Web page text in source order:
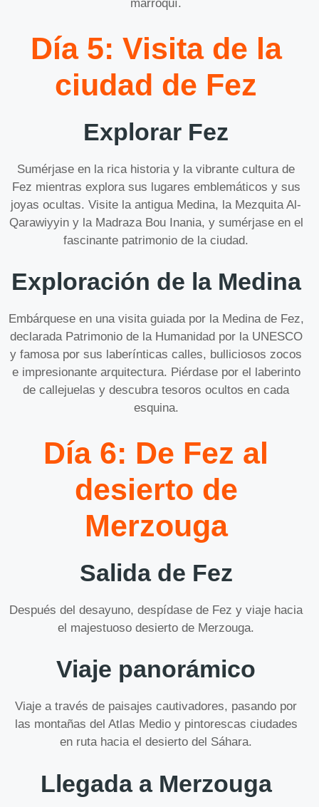
marroquí.
Día 5: Visita de la
ciudad de Fez
Explorar Fez
Sumérjase en la rica historia y la vibrante cultura de
Fez mientras explora sus lugares emblemáticos y sus
joyas ocultas. Visite la antigua Medina, la Mezquita Al-
Qarawiyyin y la Madraza Bou Inania, y sumérjase en el
fascinante patrimonio de la ciudad.
Exploración de la Medina
Embárquese en una visita guiada por la Medina de Fez,
declarada Patrimonio de la Humanidad por la UNESCO
y famosa por sus laberínticas calles, bulliciosos zocos
e impresionante arquitectura. Piérdase por el laberinto
de callejuelas y descubra tesoros ocultos en cada
esquina.
Día 6: De Fez al
desierto de
Merzouga
Salida de Fez
Después del desayuno, despídase de Fez y viaje hacia
el majestuoso desierto de Merzouga.
Viaje panorámico
Viaje a través de paisajes cautivadores, pasando por
las montañas del Atlas Medio y pintorescas ciudades
en ruta hacia el desierto del Sáhara.
Llegada a Merzouga